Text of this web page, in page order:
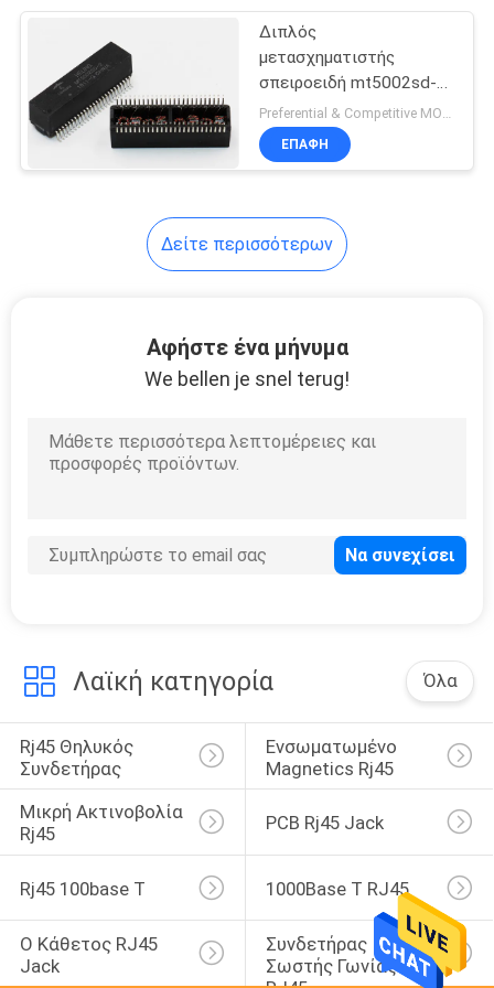
RJ45 ενιαίος
λιμένας
συνδετήρες
Συνδετήρας SMT
rj45 μέσω του
συνδετήρα τρυπών
20
Διπλός
μετασχηματιστής
σπειροειδή mt5002sd-2
του τοπικού LAN
Ethernet φάσης
ΕΠΑΦΉ
Δείτε περισσότερων
Αφήστε ένα μήνυμα
We bellen je snel terug!
Λαϊκή κατηγορία Όλα
Rj45 Θηλυκός
Συνδετήρας
Ενσωματωμένο
Magnetics Rj45
Μικρή Ακτινοβολία
Rj45
PCB Rj45 Jack
Rj45 100base Τ 1000Base Τ RJ45
Ο Κάθετος RJ45
Jack
Συνδετήρας
Σωστής Γωνίας